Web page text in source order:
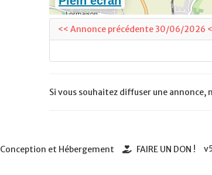
<< Annonce précédente 30/06/2026
Si vous souhaitez diffuser une annonce,
Conception et Hébergement FAIRE UN DON !